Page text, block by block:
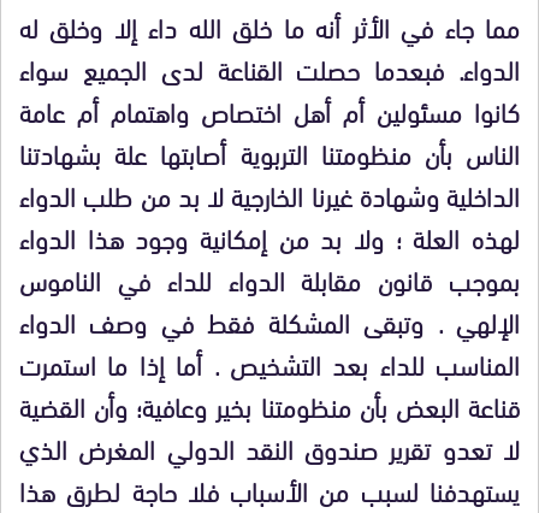
مما جاء في الأثر أنه ما خلق الله داء إلا وخلق له
الدواء. فبعدما حصلت القناعة لدى الجميع سواء
كانوا مسئولين أم أهل اختصاص واهتمام أم عامة
الناس بأن منظومتنا التربوية أصابتها علة بشهادتنا
الداخلية وشهادة غيرنا الخارجية لا بد من طلب الدواء
لهذه العلة ؛ ولا بد من إمكانية وجود هذا الدواء
بموجب قانون مقابلة الدواء للداء في الناموس
الإلهي . وتبقى المشكلة فقط في وصف الدواء
المناسب للداء بعد التشخيص . أما إذا ما استمرت
قناعة البعض بأن منظومتنا بخير وعافية؛ وأن القضية
لا تعدو تقرير صندوق النقد الدولي المغرض الذي
يستهدفنا لسبب من الأسباب فلا حاجة لطرق هذا